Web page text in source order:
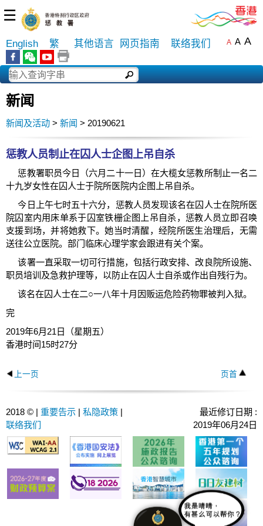
☰
English 繁 其他语言 网页指南 联络我们 A A A
新闻
新闻及活动 > 新闻 > 20190621
惩教人员制止在囚人士企图上吊自杀
惩教署职员今日（六月二十一日）在大榄女惩教所制止一名二
十九岁女性在囚人士于院所医院内企图上吊自杀。
今日上午七时五十六分，惩教人员发现该名在囚人士在院所医
院囚室内用床单系于囚室铁栅企图上吊自杀，惩教人员立即召唤
支援到场，并将她救下。她当时清醒，经院所医生治理后，无需
送往公立医院。部门临床心理学家会跟进有关个案。
该署一直采取一切可行措施，包括行政安排、改良院所设施、
职员培训及急救护理等，以防止在囚人士自杀或作出自残行为。
该名在囚人士在二○一八年十月因贩运危险药物罪被判入狱。
完
2019年6月21日（星期五）
香港时间15时27分
上一页 页首
2018 © | 重要告示 | 私隐政策 |
联络我们
最近修订日期 :
2019年06月24日